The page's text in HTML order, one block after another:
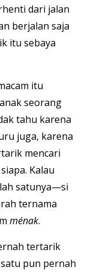
dari jalan
berjalan saja
itu sebaya
itu
seorang
tahu karena
juga, karena
mencari
Kalau
satunya—si
ternama
ménak.
tertarik
pun pernah